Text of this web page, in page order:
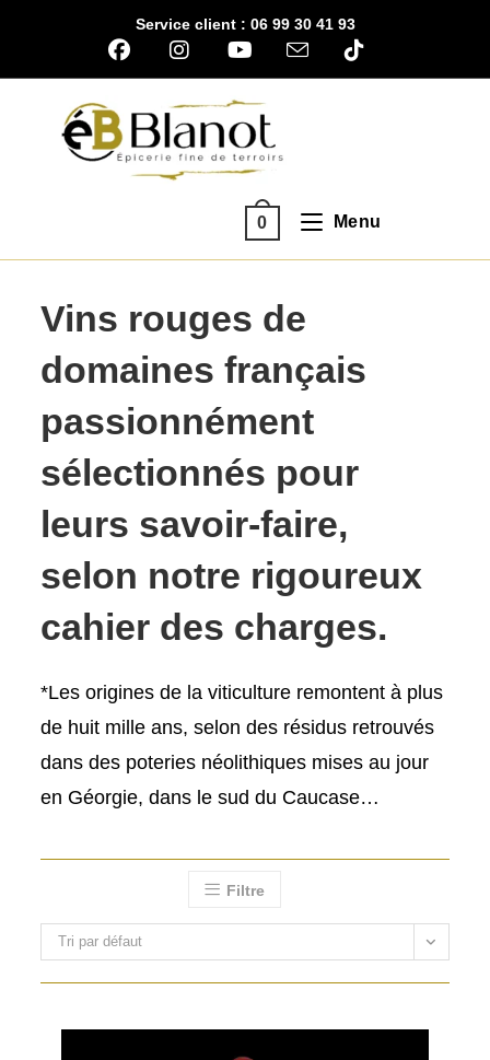
Service client : 06 99 30 41 93
0 Menu
Vins rouges de
domaines français
passionnément
sélectionnés pour
leurs savoir-faire,
selon notre rigoureux
cahier des charges.
*Les origines de la viticulture remontent à plus
de huit mille ans, selon des résidus retrouvés
dans des poteries néolithiques mises au jour
en Géorgie, dans le sud du Caucase…
Filtre
Tri par défaut